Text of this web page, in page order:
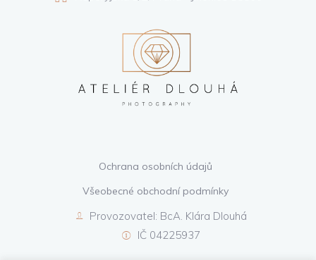
Ochrana osobních údajů
Všeobecné obchodní podmínky
Provozovatel: BcA. Klára Dlouhá
IČ 04225937